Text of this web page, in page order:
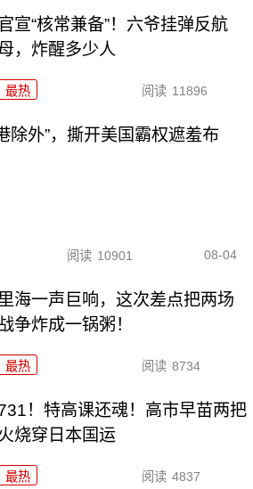
宣“核常兼备”！六爷挂弹反航
，炸醒多少人
最热 阅读 11896
除外”，撕开美国霸权遮羞布
阅读 10901 08-04
海一声巨响，这次差点把两场
争炸成一锅粥！
最热 阅读 8734
！特高课还魂！高市早苗两把
烧穿日本国运
最热 阅读 4837